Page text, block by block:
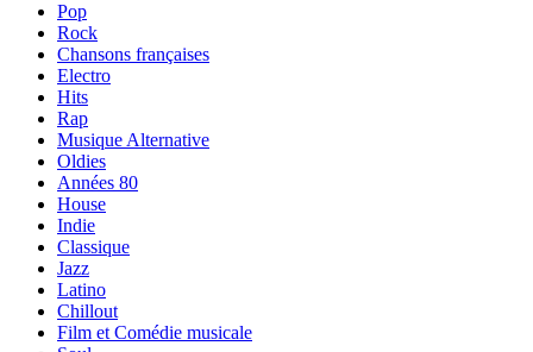
Pop
Rock
Chansons françaises
Electro
Hits
Rap
Musique Alternative
Oldies
Années 80
House
Indie
Classique
Jazz
Latino
Chillout
Film et Comédie musicale